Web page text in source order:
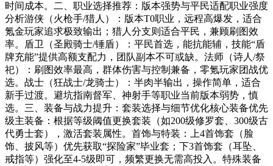
时间成本。二、职业选择推荐：版本强势与平民适配职业强度
分析游侠（火枪手/猎人）：版本T0职业，远程高爆发，适合
氪金玩家追求极致输出；猎人分支则适合平民，兼顾刷图效
率。盾卫（圣殿骑士/锤盾）：平民首选，能抗能辅，技能“盾
牌充能”提供高额支配力，团队副本不可或缺。法师（诗人/祭
祀）：刷图效率最高，群体伤害与控制兼备，零氪玩家团战优
选。战士（狂战士/龙骑士）：半肉半输出，操作简单，适合
新手过渡。避坑指南督军、神射手等职业当前版本弱势，慎
选。三、装备与战力提升：套装选择与细节优化核心装备优先
级主装备：根据等级阈值更换套装（如200级修罗套、300级古
代勇士套），激活套装属性。首饰与特装：上4首饰套（脸
饰、披风等）优先获取“探险家”毕业套；下3首饰套（耳坠、
戒指等）强化至4-5级即可，频繁更换无需高投入。特殊装备